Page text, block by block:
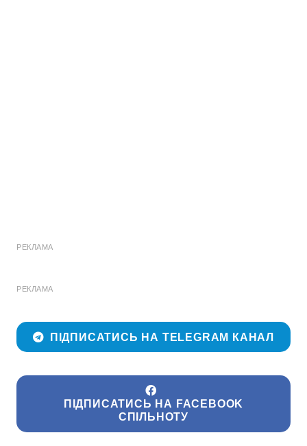
РЕКЛАМА
РЕКЛАМА
ПІДПИСАТИСЬ НА TELEGRAM КАНАЛ
ПІДПИСАТИСЬ НА FACEBOOK
СПІЛЬНОТУ